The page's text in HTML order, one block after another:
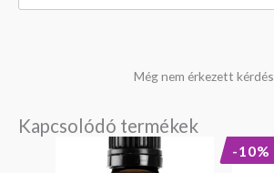
Még nem érkezett kérdés
Kapcsolódó termékek
-10%